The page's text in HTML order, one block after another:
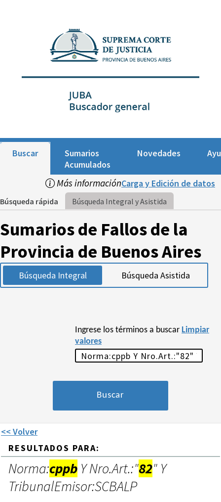
Buscar
Sumarios
Acumulados
Novedades
Más informaciónCarga y Edición de datos
Búsqueda rápida Búsqueda Integral y Asistida
Sumarios de Fallos de la
Provincia de Buenos Aires
Búsqueda Integral Búsqueda Asistida
Ingrese los términos a buscar Limpiar
valores
<< Volver
RESULTADOS PARA:
Norma:cppb Y Nro.Art.:"82" Y
TribunalEmisor:SCBALP